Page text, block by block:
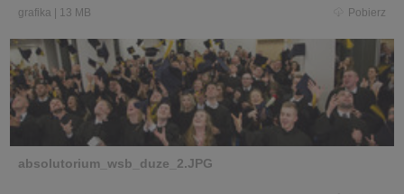
grafika 13 MB Pobierz
absolutorium_wsb_duze_2.JPG